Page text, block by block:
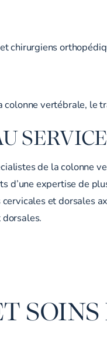
chirurgiens
colonne vertébrale, le
de la colonne
d’une expertise de
et dorsales